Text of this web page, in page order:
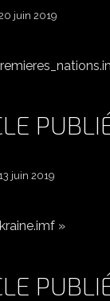
juin 2019
13 juin 2019
»